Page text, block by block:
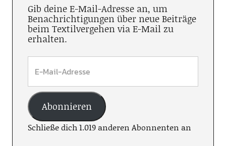
Gib deine E-Mail-Adresse an, um
Benachrichtigungen über neue Beiträge
beim Textilvergehen via E-Mail zu
erhalten.
Abonnieren
Schließe dich 1.019 anderen Abonnenten an